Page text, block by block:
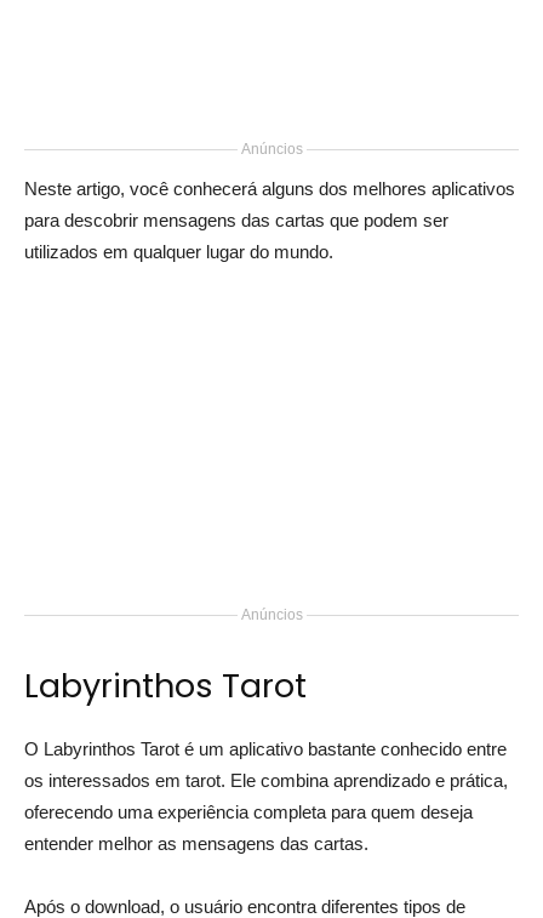
Anúncios
Neste artigo, você conhecerá alguns dos melhores aplicativos
para descobrir mensagens das cartas que podem ser
utilizados em qualquer lugar do mundo.
Anúncios
Labyrinthos Tarot
O Labyrinthos Tarot é um aplicativo bastante conhecido entre
os interessados em tarot. Ele combina aprendizado e prática,
oferecendo uma experiência completa para quem deseja
entender melhor as mensagens das cartas.
Após o download, o usuário encontra diferentes tipos de